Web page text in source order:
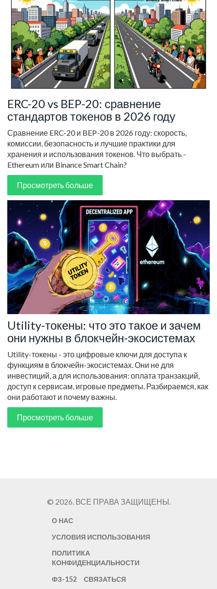
ERC-20 vs BEP-20: сравнение
стандартов токенов в 2026 году
Сравнение ERC-20 и BEP-20 в 2026 году: скорость,
комиссии, безопасность и лучшие практики для
хранения и использования токенов. Что выбрать -
Ethereum или Binance Smart Chain?
Просмотреть больше
Utility-токены: что это такое и зачем
они нужны в блокчейн-экосистемах
Utility-токены - это цифровые ключи для доступа к
функциям в блокчейн-экосистемах. Они не для
инвестиций, а для использования: оплата транзакций,
доступ к сервисам, игровые предметы. Разбираемся, как
они работают и почему важны.
Просмотреть больше
© 2026. ВСЕ ПРАВА ЗАЩИЩЕНЫ.
О НАС
УСЛОВИЯ ИСПОЛЬЗОВАНИЯ
ПОЛИТИКА
КОНФИДЕНЦИАЛЬНОСТИ
ФЗ-152
СВЯЗАТЬСЯ